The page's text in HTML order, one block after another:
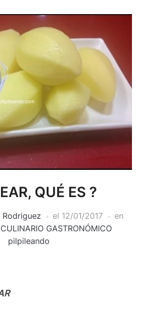
QUÉ ES ?
Rodriguez el 12/01/2017
en
GASTRONÓMICO
pilpileando